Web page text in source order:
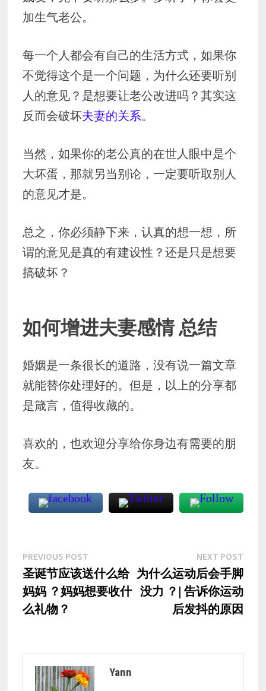
加生气老公。
每一个人都会有自己的生活方式，如果你
不觉得这个是一个问题，为什么还要听别
人的意见？是想要让老公改进吗？其实这
反而会破坏夫妻的关系。
当然，如果你的老公真的在世人眼中是个
大坏蛋，那就另当别论，一定要听取别人
的意见才是。
总之，你必须静下来，认真的想一想，所
谓的意见是真的有建设性？还是只是想要
搞破坏？
如何增进夫妻感情 总结
婚姻是一条很长的道路，没有说一篇文章
就能替你处理好的。但是，以上的分享都
是箴言，值得收藏的。
喜欢的，也欢迎分享给你身边有需要的朋
友。
Post
navigation
PREVIOUS POSTPrevious
post:
圣诞节应该送什么给
妈妈 ？妈妈想要收什
么礼物？
NEXT POST
为什么运动后会手脚
没力 ？| 告诉你运动
后发抖的原因
Yann